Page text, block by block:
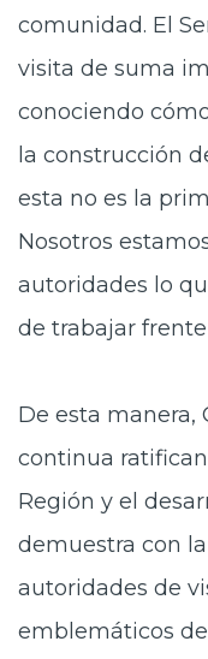
comunidad. El
visita de suma
conociendo
la construcción
esta no es la
Nosotros
autoridades lo
de trabajar
De esta manera,
continua
Región y el
demuestra con
autoridades de
emblemáticos